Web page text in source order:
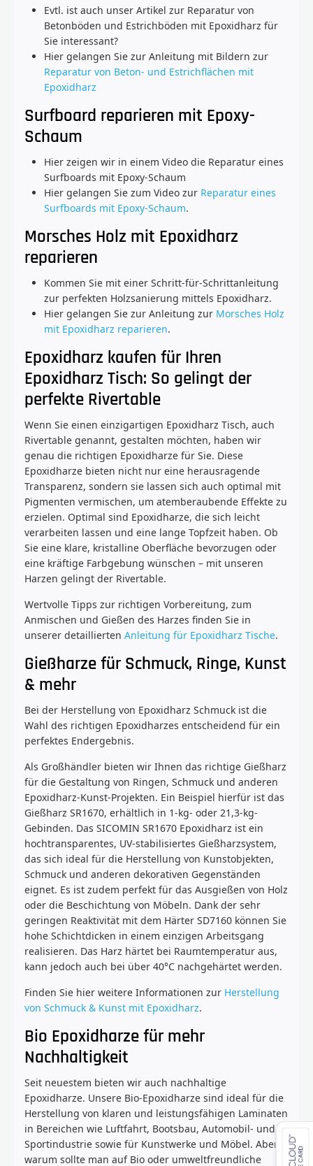
Evtl. ist auch unser Artikel zur Reparatur von
Betonböden und Estrichböden mit Epoxidharz für
Sie interessant?
Hier gelangen Sie zur Anleitung mit Bildern zur
Reparatur von Beton- und Estrichflächen mit
Epoxidharz
Surfboard reparieren mit Epoxy-
Schaum
Hier zeigen wir in einem Video die Reparatur eines
Surfboards mit Epoxy-Schaum
Hier gelangen Sie zum Video zur Reparatur eines
Surfboards mit Epoxy-Schaum.
Morsches Holz mit Epoxidharz
reparieren
Kommen Sie mit einer Schritt-für-Schrittanleitung
zur perfekten Holzsanierung mittels Epoxidharz.
Hier gelangen Sie zur Anleitung zur Morsches Holz
mit Epoxidharz reparieren.
Epoxidharz kaufen für Ihren
Epoxidharz Tisch: So gelingt der
perfekte Rivertable
Wenn Sie einen einzigartigen Epoxidharz Tisch, auch
Rivertable genannt, gestalten möchten, haben wir
genau die richtigen Epoxidharze für Sie. Diese
Epoxidharze bieten nicht nur eine herausragende
Transparenz, sondern sie lassen sich auch optimal mit
Pigmenten vermischen, um atemberaubende Effekte zu
erzielen. Optimal sind Epoxidharze, die sich leicht
verarbeiten lassen und eine lange Topfzeit haben. Ob
Sie eine klare, kristalline Oberfläche bevorzugen oder
eine kräftige Farbgebung wünschen – mit unseren
Harzen gelingt der Rivertable.
Wertvolle Tipps zur richtigen Vorbereitung, zum
Anmischen und Gießen des Harzes finden Sie in
unserer detaillierten Anleitung für Epoxidharz Tische.
Gießharze für Schmuck, Ringe, Kunst
& mehr
Bei der Herstellung von Epoxidharz Schmuck ist die
Wahl des richtigen Epoxidharzes entscheidend für ein
perfektes Endergebnis.
Als Großhändler bieten wir Ihnen das richtige Gießharz
für die Gestaltung von Ringen, Schmuck und anderen
Epoxidharz-Kunst-Projekten. Ein Beispiel hierfür ist das
Gießharz SR1670, erhältlich in 1-kg- oder 21,3-kg-
Gebinden. Das SICOMIN SR1670 Epoxidharz ist ein
hochtransparentes, UV-stabilisiertes Gießharzsystem,
das sich ideal für die Herstellung von Kunstobjekten,
Schmuck und anderen dekorativen Gegenständen
eignet. Es ist zudem perfekt für das Ausgießen von Holz
oder die Beschichtung von Möbeln. Dank der sehr
geringen Reaktivität mit dem Härter SD7160 können Sie
hohe Schichtdicken in einem einzigen Arbeitsgang
realisieren. Das Harz härtet bei Raumtemperatur aus,
kann jedoch auch bei über 40°C nachgehärtet werden.
Finden Sie hier weitere Informationen zur Herstellung
von Schmuck & Kunst mit Epoxidharz.
Bio Epoxidharze für mehr
Nachhaltigkeit
Seit neuestem bieten wir auch nachhaltige
Epoxidharze. Unsere Bio-Epoxidharze sind ideal für die
Herstellung von klaren und leistungsfähigen Laminaten
in Bereichen wie Luftfahrt, Bootsbau, Automobil- und
Sportindustrie sowie für Kunstwerke und Möbel. Aber
warum sollte man auf Bio oder umweltfreundliche